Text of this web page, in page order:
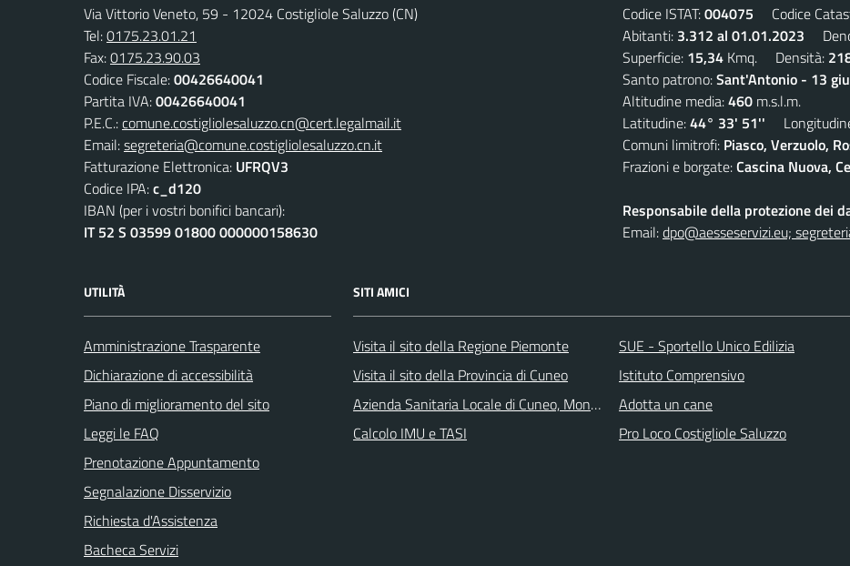
Via Vittorio Veneto, 59 - 12024 Costigliole Saluzzo (CN)
Tel:0175.23.01.21
Fax:0175.23.90.03
Codice Fiscale:00426640041
Partita IVA:00426640041
P.E.C.:comune.costigliolesaluzzo.cn@cert.legalmail.it
Email:segreteria@comune.costigliolesaluzzo.cn.it
Fatturazione Elettronica: UFRQV3
Codice IPA:c_d120
IBAN (per i vostri bonifici bancari):
IT 52 S 03599 01800 000000158630
Codice ISTAT:004075 Codice
Abitanti: 3.312 al 01.01.2023
Superficie: 15,34 Kmq. Densità:
Santo patrono:Sant'Antonio - 13
Altitudine media:460 m.s.l.m.
Latitudine:44° 33' 51''
Comuni limitrofi: Piasco, Verzuolo,
Frazioni e borgate:Cascina Nuova,
Responsabile della protezione dei
Email:dpo@aesseservizi.eu;
UTILITÀ
Amministrazione Trasparente
Dichiarazione di accessibilità
Piano di miglioramento del sito
Leggi le FAQ
Prenotazione Appuntamento
Segnalazione Disservizio
Richiesta d'Assistenza
Bacheca Servizi
SITI AMICI
Visita il sito della Regione Piemonte
Visita il sito della Provincia di Cuneo
Azienda Sanitaria Locale di Cuneo, Mondovì e Savigliano
Calcolo IMU e TASI
SUE - Sportello Unico Edilizia
Istituto Comprensivo
Adotta un cane
Pro Loco Costigliole Saluzzo